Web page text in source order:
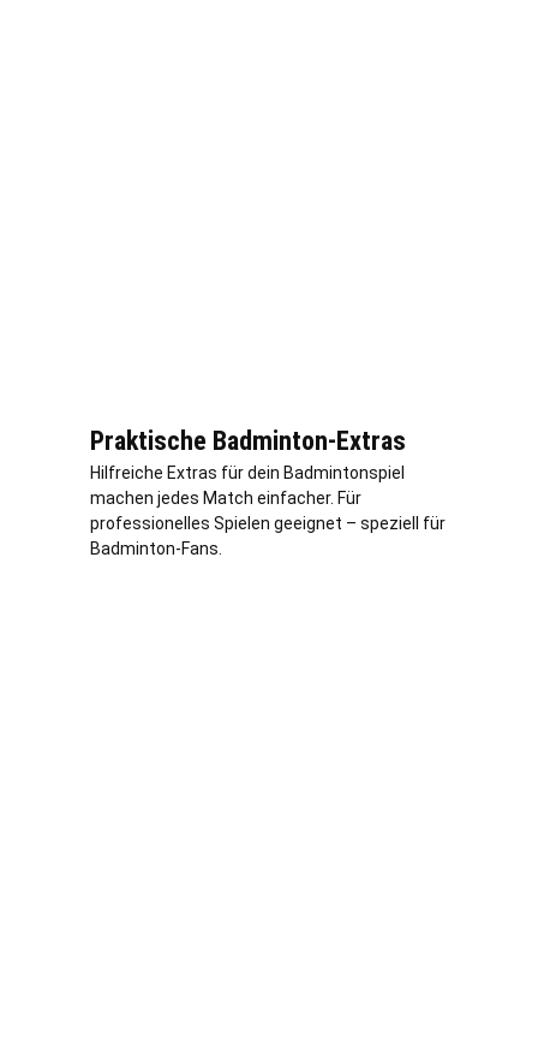
Praktische Badminton-Extras
Hilfreiche Extras für dein Badmintonspiel
machen jedes Match einfacher. Für
professionelles Spielen geeignet – speziell für
Badminton-Fans.